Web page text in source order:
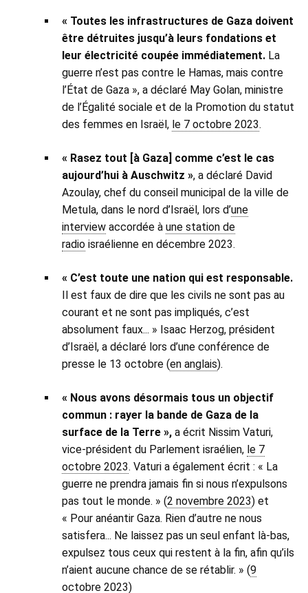
« Toutes les infrastructures de Gaza doivent
être détruites jusqu’à leurs fondations et
leur électricité coupée immédiatement. La
guerre n’est pas contre le Hamas, mais contre
l’État de Gaza », a déclaré May Golan, ministre
de l’Égalité sociale et de la Promotion du statut
des femmes en Israël, le 7 octobre 2023.
« Rasez tout [à Gaza] comme c’est le cas
aujourd’hui à Auschwitz », a déclaré David
Azoulay, chef du conseil municipal de la ville de
Metula, dans le nord d’Israël, lors d’une
interview accordée à une station de
radio israélienne en décembre 2023.
« C’est toute une nation qui est responsable.
Il est faux de dire que les civils ne sont pas au
courant et ne sont pas impliqués, c’est
absolument faux... » Isaac Herzog, président
d’Israël, a déclaré lors d’une conférence de
presse le 13 octobre (en anglais).
« Nous avons désormais tous un objectif
commun : rayer la bande de Gaza de la
surface de la Terre », a écrit Nissim Vaturi,
vice-président du Parlement israélien, le 7
octobre 2023. Vaturi a également écrit : « La
guerre ne prendra jamais fin si nous n’expulsons
pas tout le monde. » (2 novembre 2023) et
« Pour anéantir Gaza. Rien d’autre ne nous
satisfera... Ne laissez pas un seul enfant là-bas,
expulsez tous ceux qui restent à la fin, afin qu’ils
n’aient aucune chance de se rétablir. » (9
octobre 2023)